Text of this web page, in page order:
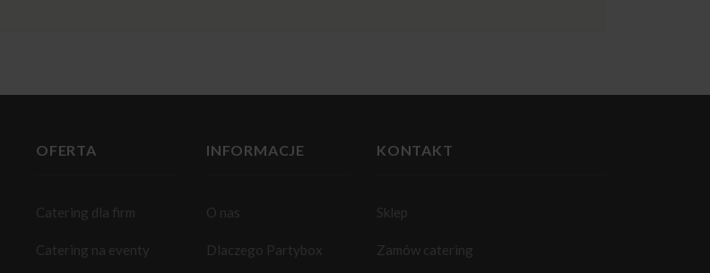
OFERTA
Catering dla firm
Catering na eventy
INFORMACJE
O nas
Dlaczego Partybox
KONTAKT
Sklep
Zamów catering